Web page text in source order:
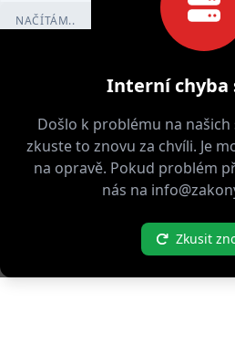
Interní chyba
Došlo k problému na
zkuste to znovu za chvíli. Je
na opravě. Pokud problém
nás na
Zkusit
NAČÍTÁM..